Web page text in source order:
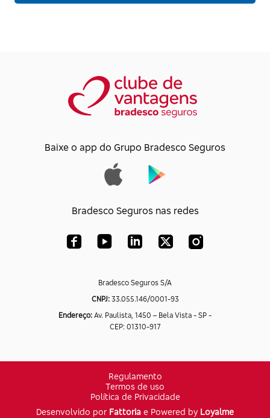
Baixe o app do Grupo Bradesco Seguros
Bradesco Seguros nas redes
Bradesco Seguros S/A
CNPJ:33.055.146/0001-93
Endereço: Av. Paulista, 1450 – Bela Vista - SP -
CEP: 01310-917
Regulamento
Termos de uso
Política de Privacidade
Desenvolvido por Fattoria e Powered by Loyalme